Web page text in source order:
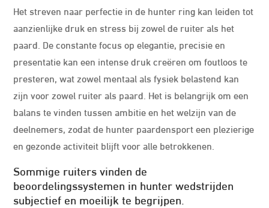
Het streven naar perfectie in de hunter ring kan leiden tot
aanzienlijke druk en stress bij zowel de ruiter als het
paard. De constante focus op elegantie, precisie en
presentatie kan een intense druk creëren om foutloos te
presteren, wat zowel mentaal als fysiek belastend kan
zijn voor zowel ruiter als paard. Het is belangrijk om een
balans te vinden tussen ambitie en het welzijn van de
deelnemers, zodat de hunter paardensport een plezierige
en gezonde activiteit blijft voor alle betrokkenen.
Sommige ruiters vinden de
beoordelingssystemen in hunter wedstrijden
subjectief en moeilijk te begrijpen.